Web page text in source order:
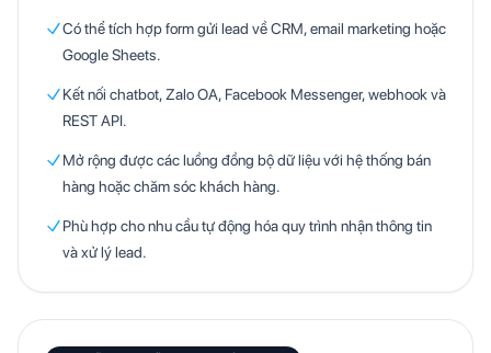
Có thể tích hợp form gửi lead về CRM, email marketing hoặc
Google Sheets.
Kết nối chatbot, Zalo OA, Facebook Messenger, webhook và
REST API.
Mở rộng được các luồng đồng bộ dữ liệu với hệ thống bán
hàng hoặc chăm sóc khách hàng.
Phù hợp cho nhu cầu tự động hóa quy trình nhận thông tin
và xử lý lead.